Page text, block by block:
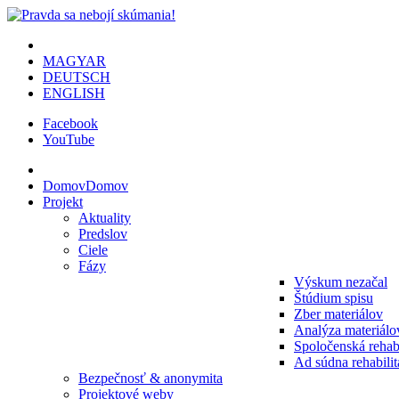
MAGYAR
DEUTSCH
ENGLISH
Facebook
YouTube
DomovDomov
Projekt
Aktuality
Predslov
Ciele
Fázy
Výskum nezačal
Štúdium spisu
Zber materiálov
Analýza
Spoločenská
Ad súdna
Bezpečnosť & anonymita
Projektové weby